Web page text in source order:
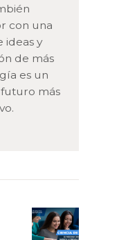
con una
ideas y
de más
es un
futuro más